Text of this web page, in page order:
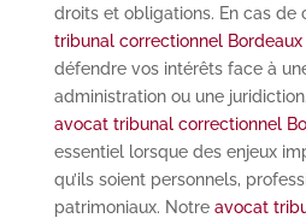
droits et obligations. En cas de
tribunal correctionnel Bordeaux
défendre vos intérêts face à
administration ou une
avocat tribunal correctionnel
essentiel lorsque des enjeux
qu’ils soient personnels,
patrimoniaux. Notre avocat